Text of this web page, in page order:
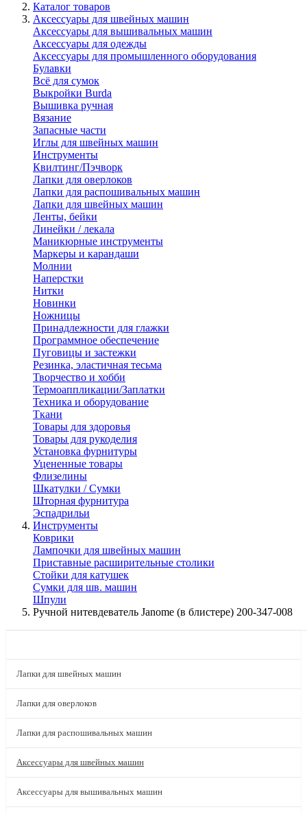
Каталог товаров
Аксессуары для швейных машин
Аксессуары для вышивальных машин
Аксессуары для одежды
Аксессуары для промышленного оборудования
Булавки
Всё для сумок
Выкройки Burda
Вышивка ручная
Вязание
Запасные части
Иглы для швейных машин
Инструменты
Квилтинг/Пэчворк
Лапки для оверлоков
Лапки для распошивальных машин
Лапки для швейных машин
Ленты, бейки
Линейки / лекала
Маникюрные инструменты
Маркеры и карандаши
Молнии
Наперстки
Нитки
Новинки
Ножницы
Принадлежности для глажки
Программное обеспечение
Пуговицы и застежки
Резинка, эластичная тесьма
Творчество и хобби
Термоаппликации/Заплатки
Техника и оборудование
Ткани
Товары для здоровья
Товары для рукоделия
Установка фурнитуры
Уцененные товары
Флизелины
Шкатулки / Сумки
Шторная фурнитура
Эспадрильи
Инструменты
Коврики
Лампочки для швейных машин
Приставные расширительные столики
Стойки для катушек
Сумки для шв. машин
Шпули
Ручной нитевдеватель Janome (в блистере) 200-347-008
Лапки для швейных машин
Лапки для оверлоков
Лапки для распошивальных машин
Аксессуары для швейных машин
Аксессуары для вышивальных машин